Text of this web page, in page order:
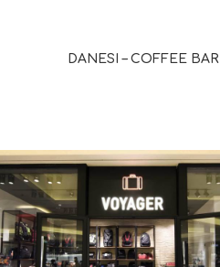
DANESI – COFFEE